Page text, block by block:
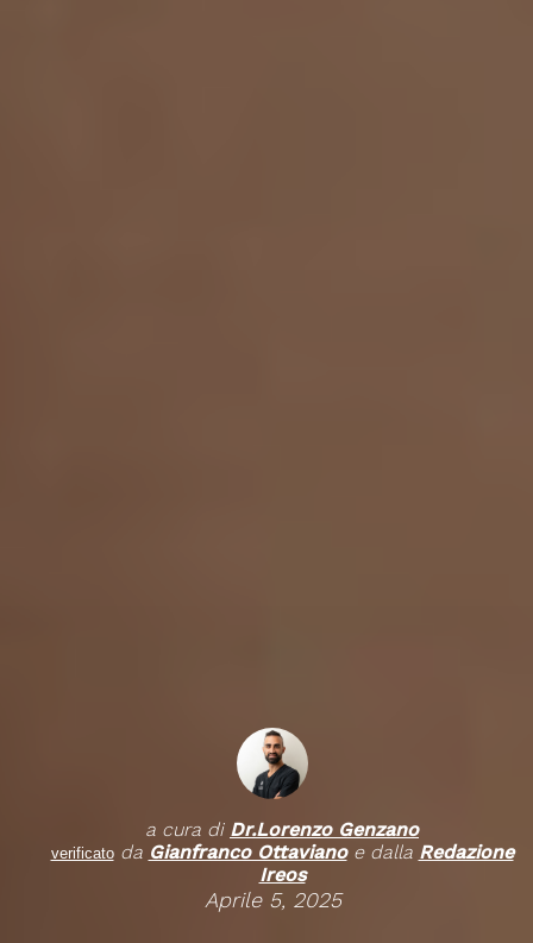
a cura di Dr.Lorenzo Genzano
verificatoda Gianfranco Ottavianoe dalla Redazione
Ireos
Aprile 5, 2025